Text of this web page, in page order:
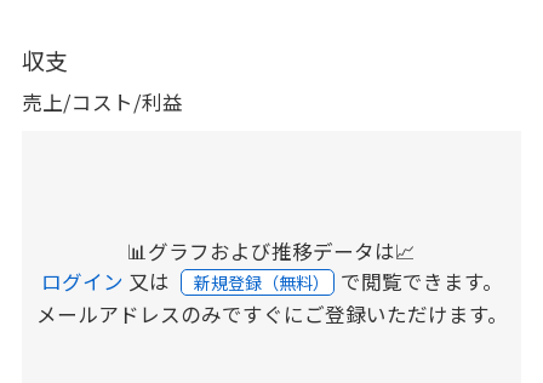
収支
売上/コスト/利益
📊グラフおよび推移データは📈
ログイン 又は 新規登録（無料） で閲覧できます。
メールアドレスのみですぐにご登録いただけます。